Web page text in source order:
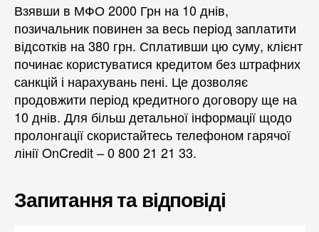
Взявши в МФО 2000 Грн на 10 днів,
позичальник повинен за весь період заплатити
відсотків на 380 грн. Сплативши цю суму, клієнт
починає користуватися кредитом без штрафних
санкцій і нарахувань пені. Це дозволяє
продовжити період кредитного договору ще на
10 днів. Для більш детальної інформації щодо
пролонгації скористайтесь телефоном гарячої
лінії OnCredit – 0 800 21 21 33.
Запитання та відповіді